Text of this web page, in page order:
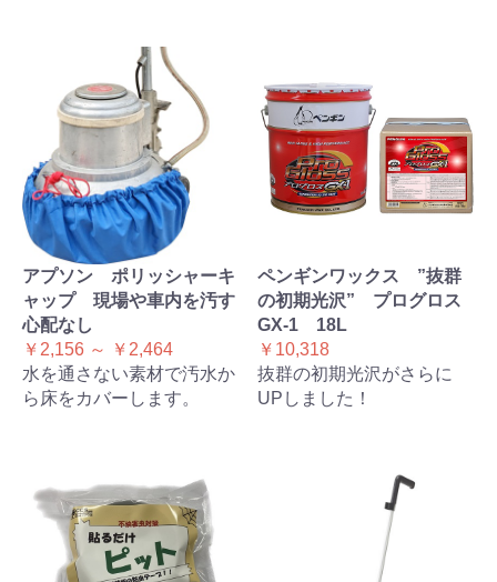
アプソン ポリッシャーキ
ャップ 現場や車内を汚す
心配なし
￥2,156 ～ ￥2,464
水を通さない素材で汚水か
ら床をカバーします。
ペンギンワックス ”抜群
の初期光沢” プログロス
GX-1 18L
￥10,318
抜群の初期光沢がさらに
UPしました！